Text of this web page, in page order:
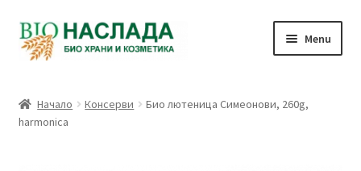
Skip
to
Skip
to
Menu
Количка
Начало Консерви
Био лютеница Симеонови, 260g,
harmonica